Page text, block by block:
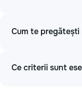
Cum te pregătești
Ce criterii sunt